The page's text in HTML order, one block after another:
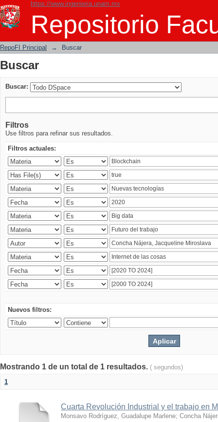
https://www.ingenieria.unam.mx
Repositorio
Buscar
RepoFI Principal → Buscar
Buscar
Buscar:
Filtros
Use filtros para refinar sus resultados.
Filtros actuales:
Nuevos filtros:
Mostrando 1 de un total de 1 resultados. ( segundos)
1
Cuarta Revolución Industrial y el trabajo en
Monsavo Rodríguez, Guadalupe Marlene; Concha